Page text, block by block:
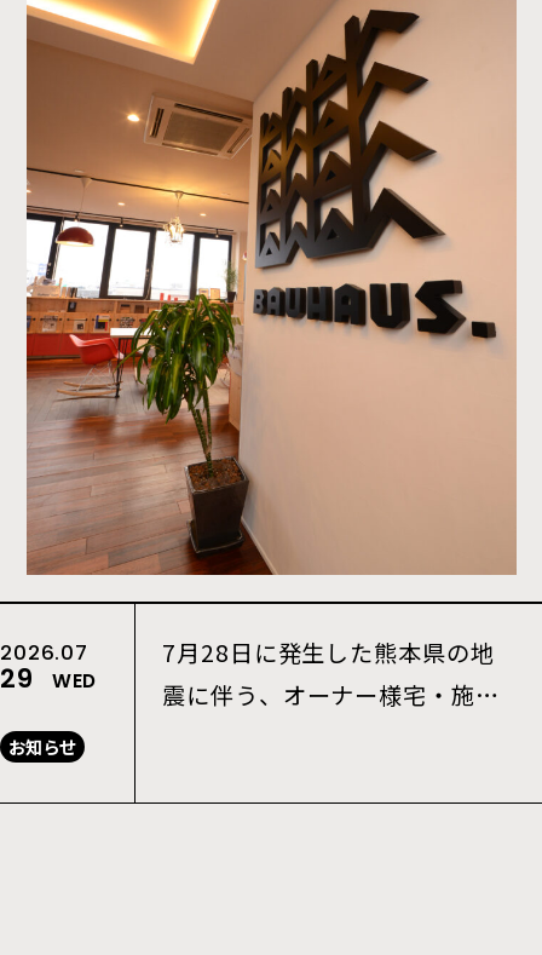
2026.07
29 WED
お知らせ
7月28日に発生した熊本県の地
震に伴う、オーナー様宅・施工